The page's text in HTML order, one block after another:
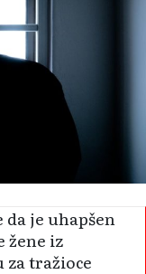
je uhapšen
žene iz
tražioce